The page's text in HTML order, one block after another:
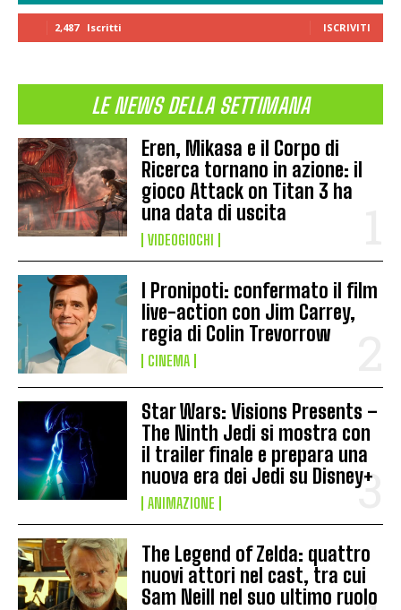
2,487 Iscritti ISCRIVITI
LE NEWS DELLA SETTIMANA
Eren, Mikasa e il Corpo di
Ricerca tornano in azione: il
gioco Attack on Titan 3 ha
una data di uscita
VIDEOGIOCHI
I Pronipoti: confermato il film
live-action con Jim Carrey,
regia di Colin Trevorrow
CINEMA
Star Wars: Visions Presents –
The Ninth Jedi si mostra con
il trailer finale e prepara una
nuova era dei Jedi su Disney+
ANIMAZIONE
The Legend of Zelda: quattro
nuovi attori nel cast, tra cui
Sam Neill nel suo ultimo ruolo